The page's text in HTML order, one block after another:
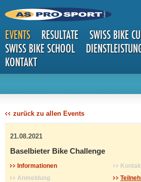
EVENTS RESULTATE
SWISS BIKE
SWISS BIKE SCHOOL
KONTAKT
zurück zu allen Events
21.08.2021
Baselbieter Bike Challenge
Informationen
Anmeldung